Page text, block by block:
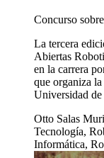
Concurso
La tercera
Abiertas
en la carrera
que organiza
Universidad
Otto Salas
Tecnología,
Informática,